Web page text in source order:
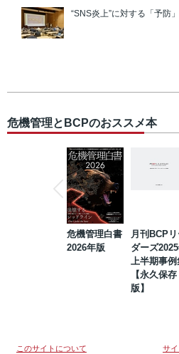
“SNS炎上”に対する「予防
危機管理とBCPのおススメ本
危機管理白書
2026年版
月刊BCP
ダーズ
上半期事
【永久保存
版】
このサイトについて
サ